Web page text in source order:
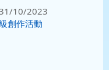
10/2023
創作活動